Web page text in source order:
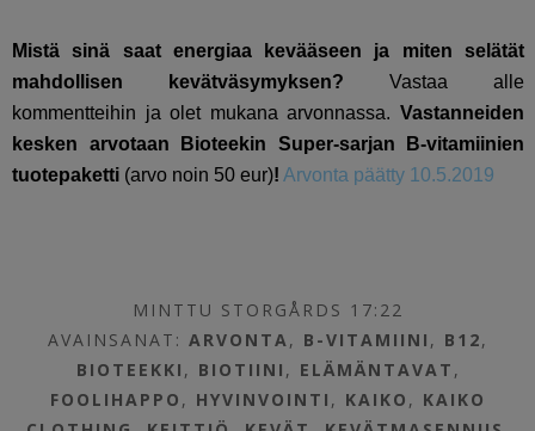
Mistä sinä saat energiaa kevääseen ja miten selätät
mahdollisen kevätväsymyksen?Vastaa alle
kommentteihin ja olet mukana arvonnassa.Vastanneiden
kesken arvotaan Bioteekin Super-sarjan B-vitamiinien
tuotepaketti (arvo noin 50 eur)! Arvonta päätty 10.5.2019
MINTTU STORGÅRDS 17:22
AVAINSANAT:ARVONTA , B-VITAMIINI , B12,
BIOTEEKKI , BIOTIINI , ELÄMÄNTAVAT ,
FOOLIHAPPO , HYVINVOINTI , KAIKO , KAIKO